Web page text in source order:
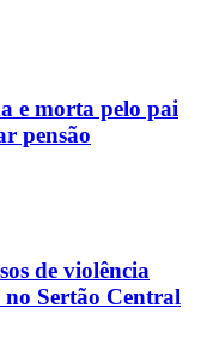
e morta pelo pai
pensão
de violência
Sertão Central